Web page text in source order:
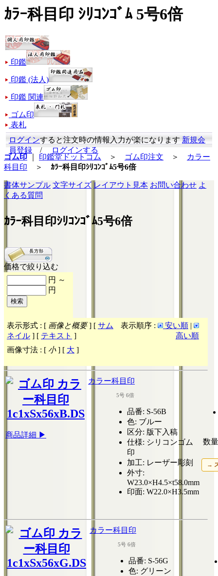
ｶﾗｰ科目印 ｼﾘｺﾝｺﾞﾑ 5号6倍
印鑑
印鑑 (法人)
印鑑 関連
ゴム印
表札
ログインすると注文時の情報入力が楽になります新規会
員登録 /
ログインする
ゴム印
印鑑堂ドットコム ＞ ゴム印注文 ＞
カラー
科目印 ＞ ｶﾗｰ科目印ｼﾘｺﾝｺﾞﾑ5号6倍
書体サンプル 文字サイズ レイアウト見本 お問い合わせ よ
くある質問
ｶﾗｰ科目印ｼﾘｺﾝｺﾞﾑ5号6倍
価格で絞り込む
円 ～
円
表示形式 : [ 画像と概要] [ サム
ネイル ] [ テキスト ]
画像寸法 : [ 小] [ 大 ]
表示順序 : 安い順|
高い順
商品詳細 ▶
カラー科目印
5号 6倍
品番: S-56B
色: ブルー
区分: 版下入稿
仕様: シリコンゴム
印
加工: レーザー彫刻
外寸:
W23.0×H4.5×t58.0mm
印面: W22.0×H3.5mm
数
→
カラー科目印
5号 6倍
品番: S-56G
色: グリーン